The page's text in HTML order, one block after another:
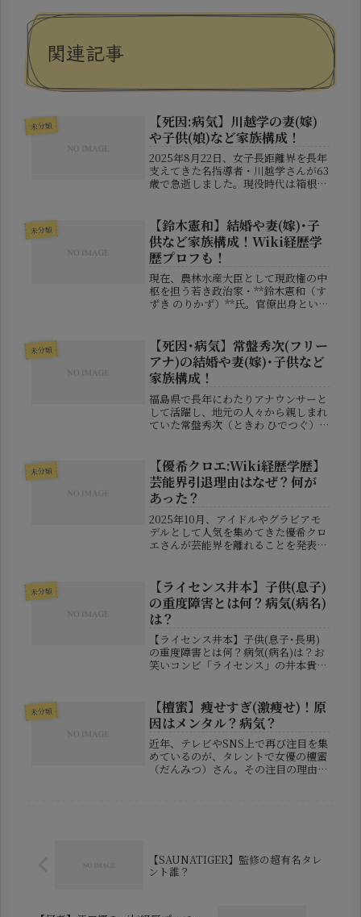
関連記事
未分類
【死因:病気】川越学の妻(嫁)
や子供(娘)など家族構成！
2025年8月22日、女子長距離界を長年
支えてきた名指導者・川越学さんが63
歳で急逝しました。現役時代は箱根駅
エディオンの陸上部で監督を務め、多
くのトップランナーを育て上げ...
未分類
【鈴木憲和】結婚や妻(嫁)･子
供など家族構成！Wiki経歴学
歴プロフも！
現在、農林水産大臣として現政権の中
枢を担う若き政治家・**鈴木憲和（す
ずき のりかず）**氏。官僚出身という
庭人としての一面も注目されていま
す。この記事では、鈴木憲和氏のこ...
未分類
【死因･病気】常盤秀次(フリー
アナ)の結婚や妻(嫁)･子供など
家族構成！
福島県で長年にわたりアナウンサーと
して活躍し、地元の人々から親しまれ
ていた常盤秀次（ときわ ひでつぐ）
た。突然の訃報に、地域メディア関係
者やリスナーからは驚きとともに...
未分類
【優希クロエ:Wiki経歴学歴】
芸能界引退理由はなぜ？何が
あった？
2025年10月、アイドルやグラビアモ
デルとして人気を集めてきた優希クロ
エさんが芸能界を離れることを発表し
か？」と様々な憶測が飛び交っていま
す。この記事では、彼女のプロフィ
ー...
未分類
【ライセンス井本】子供(息子)
の重度障害とは何？病気(病名)
は？
【ライセンス井本】子供(息子･長男)
の重度障害とは何？病気(病名)は？お
笑いコンビ「ライセンス」の井本貴史
ラジオ』をしばらく休むことを明らか
にしました。井本さんは番組内で、...
未分類
【檀蜜】痩せすぎ(激痩せ)！原
因はメンタル？病気？
近年、テレビやSNS上で再び注目を集
めているのが、タレントで女優の檀蜜
（だんみつ）さん。その注目の理由
【SAUNATIGER】監修の超有名タレ
ント誰？